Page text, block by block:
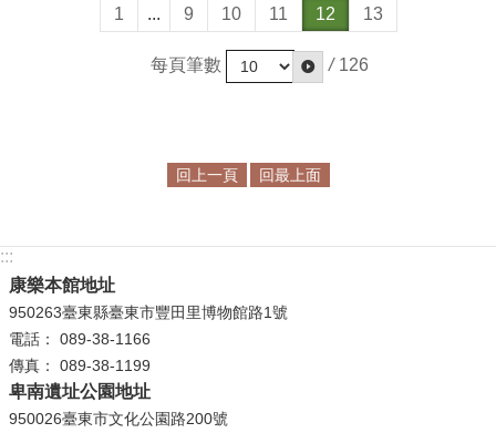
服
務
白
皮
書
政
1 ... 9 10 11 12 13
每頁筆數 / 126
回上一頁 回最上面
:::
康樂本館地址
950263臺東縣臺東市豐田里博物館路1號
電話： 089-38-1166
傳真： 089-38-1199
卑南遺址公園地址
950026臺東市文化公園路200號